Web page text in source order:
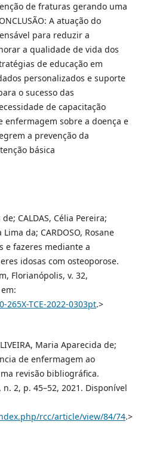
de fraturas gerando uma
A atuação do
para reduzir a
a qualidade de vida dos
de educação em
personalizados e suporte
o sucesso das
de capacitação
enfermagem sobre a doença e
a prevenção da
básica
CALDAS, Célia Pereira;
da; CARDOSO, Rosane
e fazeres mediante a
idosas com osteoporose.
Florianópolis, v. 32,
TCE-2022-0303pt.>
Maria Aparecida de;
de enfermagem ao
revisão bibliográfica.
2, p. 45–52, 2021. Disponível
rcc/article/view/84/74.>